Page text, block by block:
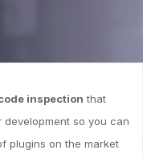
inspection that
so you can
plugins on the market